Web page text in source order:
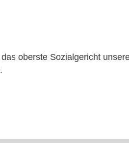
oberste Sozialgericht